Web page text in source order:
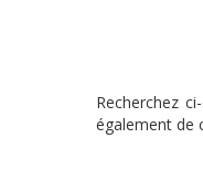
Recherchez
également de